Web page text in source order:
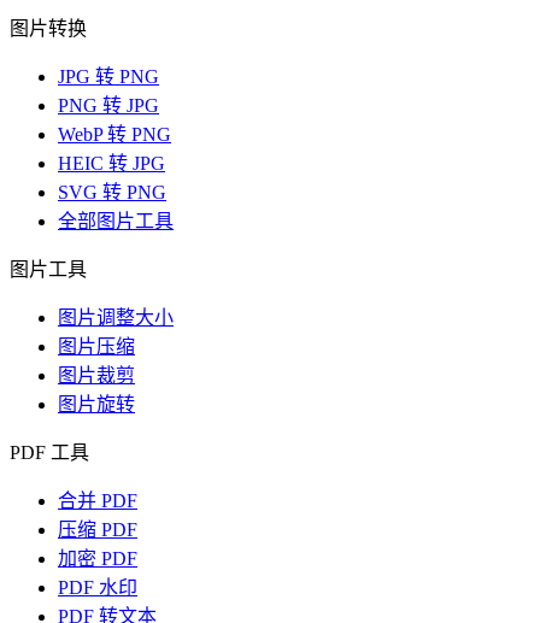
图片转换
JPG 转 PNG
PNG 转 JPG
WebP 转 PNG
HEIC 转 JPG
SVG 转 PNG
全部图片工具
图片工具
图片调整大小
图片压缩
图片裁剪
图片旋转
PDF 工具
合并 PDF
压缩 PDF
加密 PDF
PDF 水印
PDF 转文本